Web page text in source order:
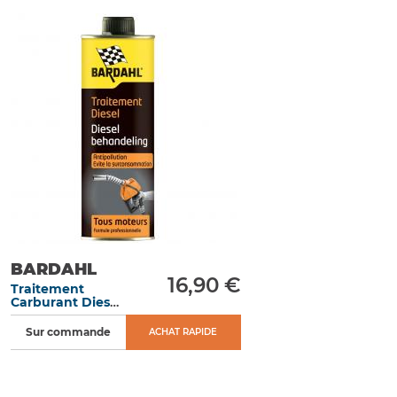
BARDAHL
Traitement
Carburant Diesel
300 ML
16,90 €
Sur commande ACHAT RAPIDE